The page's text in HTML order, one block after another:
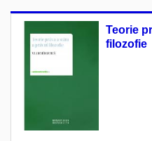
Teorie
filozofie